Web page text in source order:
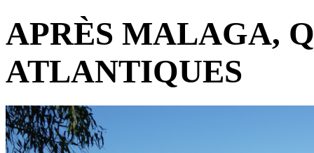
APRÈS MALAGA,
ATLANTIQUES